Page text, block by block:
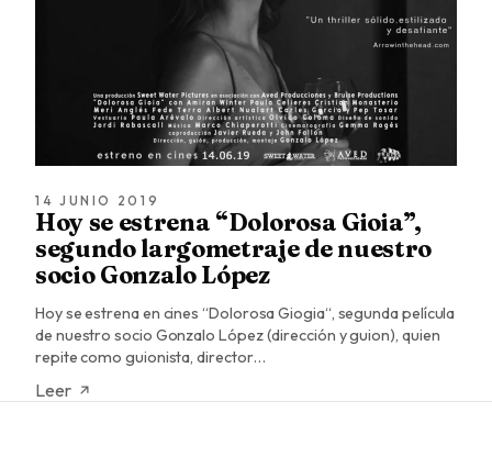
14 JUNIO 2019
Hoy se estrena “Dolorosa Gioia”,
segundo largometraje de nuestro
socio Gonzalo López
Hoy se estrena en cines “Dolorosa Giogia“, segunda película
de nuestro socio Gonzalo López (dirección y guion), quien
repite como guionista, director…
Leer